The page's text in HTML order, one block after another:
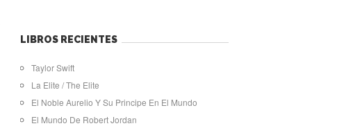
LIBROS RECIENTES
Taylor Swift
La Elite / The Elite
El Noble Aurelio Y Su Principe En El Mundo
El Mundo De Robert Jordan